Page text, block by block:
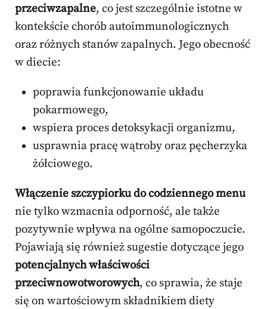
przeciwzapalne, co jest szczególnie istotne w
kontekście chorób autoimmunologicznych
oraz różnych stanów zapalnych. Jego obecność
w diecie:
poprawia funkcjonowanie układu
pokarmowego,
wspiera proces detoksykacji organizmu,
usprawnia pracę wątroby oraz pęcherzyka
żółciowego.
Włączenie szczypiorku do codziennego menu
nie tylko wzmacnia odporność, ale także
pozytywnie wpływa na ogólne samopoczucie.
Pojawiają się również sugestie dotyczące jego
potencjalnych właściwości
przeciwnowotworowych, co sprawia, że staje
się on wartościowym składnikiem diety